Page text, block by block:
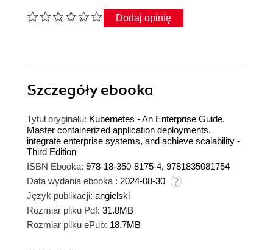
Dodaj opinię
Szczegółyebooka
Tytuł oryginału: Kubernetes - An Enterprise Guide.
Master containerized application deployments,
integrate enterprise systems, and achieve scalability -
Third Edition
ISBN Ebooka: 978-18-350-8175-4, 9781835081754
Data wydania ebooka : 2024-08-30
Język publikacji: angielski
Rozmiar pliku Pdf: 31.8MB
Rozmiar pliku ePub: 18.7MB